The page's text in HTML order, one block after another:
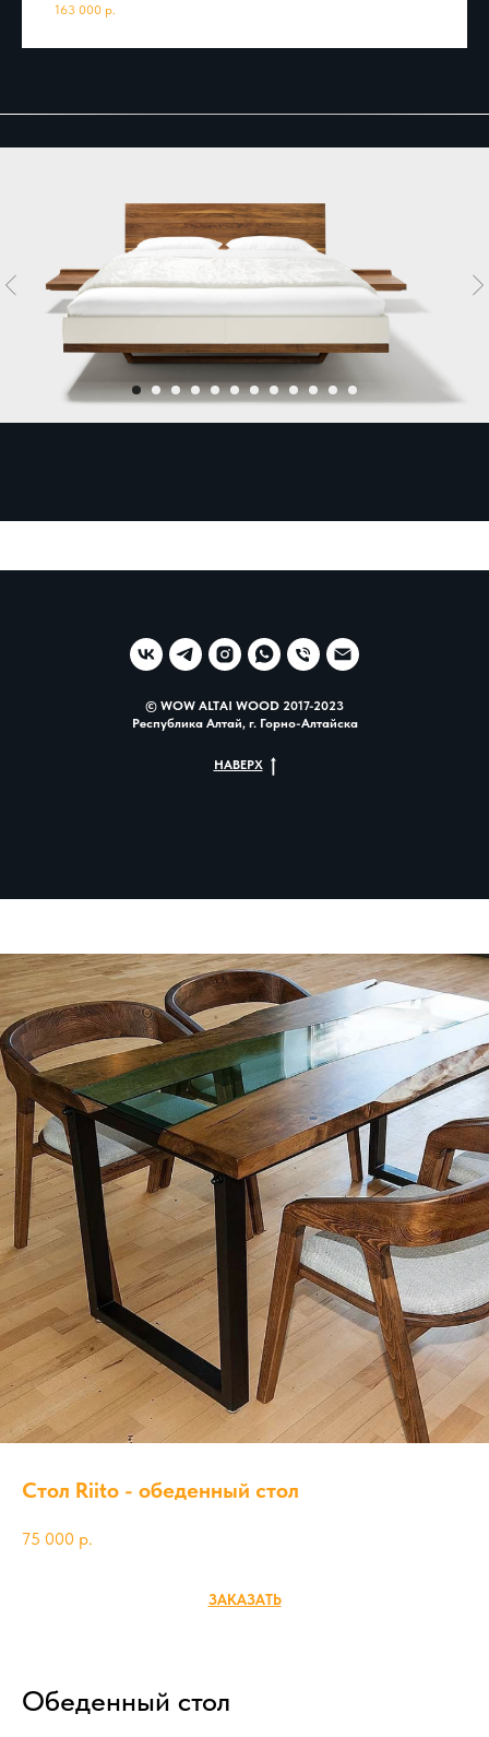
163 000 р.
© WOW ALTAI WOOD 2017-2023
Республика Алтай, г. Горно-Алтайска
НАВЕРХ
Стол Riito - обеденный стол
75 000 р.
ЗАКАЗАТЬ
Обеденный стол